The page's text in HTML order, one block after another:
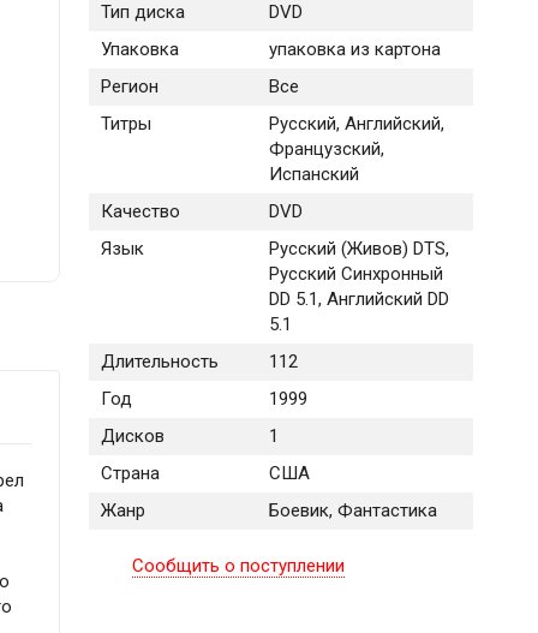
Тип диска
DVD
Упаковка
упаковка из картона
Регион
Все
Титры
Русский, Английский,
Французский,
Испанский
Качество
DVD
Язык
Русский (Живов) DTS,
Русский Синхронный
DD 5.1, Английский DD
5.1
Длительность
112
Год
1999
Дисков
1
Страна
США
Жанр
Боевик, Фантастика
Сообщить о поступлении